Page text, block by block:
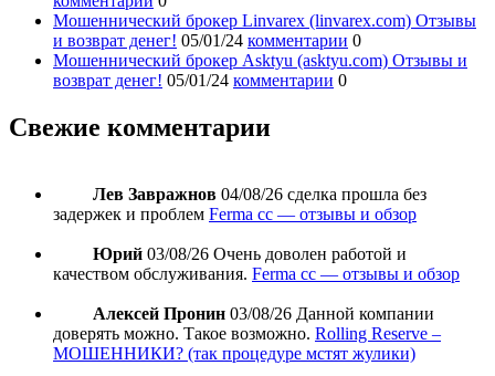
Мошеннический брокер Linvarex (linvarex.com) Отзывы
и возврат денег! 05/01/24 комментарии 0
Мошеннический брокер Asktyu (asktyu.com) Отзывы и
возврат денег! 05/01/24 комментарии 0
Свежие комментарии
Лев Завражнов 04/08/26 сделка прошла без
задержек и проблем Ferma cc — отзывы и обзор
Юрий 03/08/26 Очень доволен работой и
качеством обслуживания. Ferma cc — отзывы и обзор
Алексей Пронин 03/08/26 Данной компании
доверять можно. Такое возможно. Rolling Reserve –
МОШЕННИКИ? (так процедуре мстят жулики)